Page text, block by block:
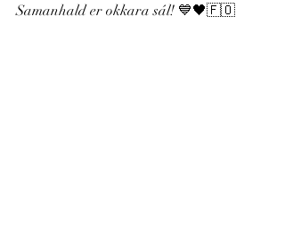
Samanhald er okkara sál! 💙🖤🇫🇴